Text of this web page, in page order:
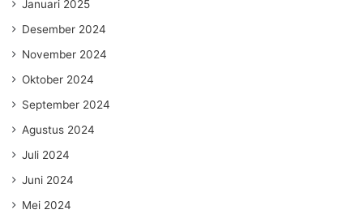
Januari 2025
Desember 2024
November 2024
Oktober 2024
September 2024
Agustus 2024
Juli 2024
Juni 2024
Mei 2024